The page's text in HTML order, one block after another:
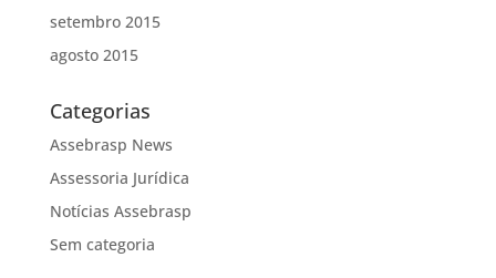
setembro 2015
agosto 2015
Categorias
Assebrasp News
Assessoria Jurídica
Notícias Assebrasp
Sem categoria